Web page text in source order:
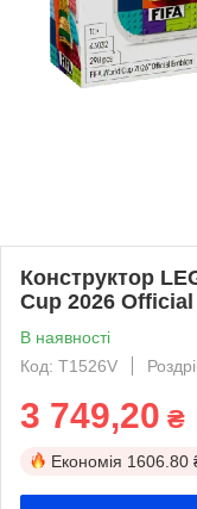
Конструктор
Cup 2026
В наявності
Код: T1526V
3 749,20 ₴
Економія 1606.80